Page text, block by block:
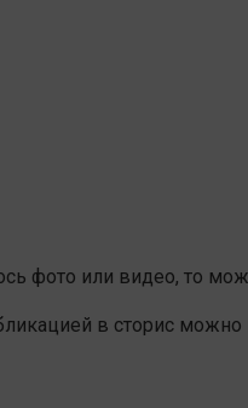
фото или видео, то
в сторис